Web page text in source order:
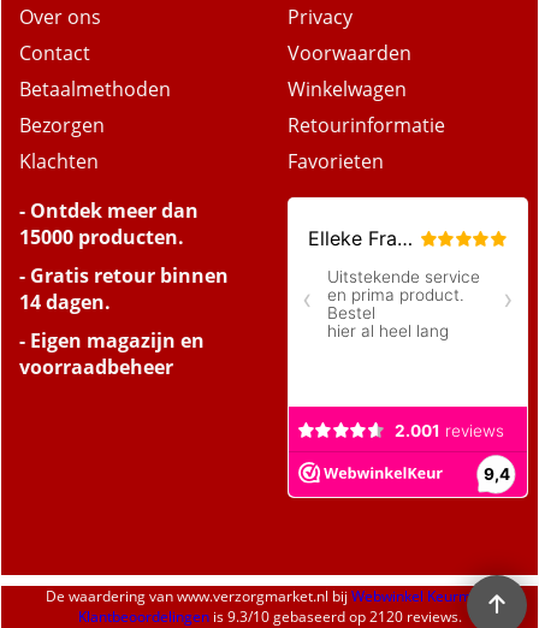
Over ons
Contact
Betaalmethoden
Bezorgen
Klachten
Privacy
Voorwaarden
Winkelwagen
Retourinformatie
Favorieten
- Ontdek meer dan
15000 producten.
- Gratis retour binnen
14 dagen.
- Eigen magazijn en
voorraadbeheer
De waardering vanwww.verzorgmarket.nl bij Webwinkel Keurmerk
Klantbeoordelingenis9.3/10gebaseerd op 2120 reviews.